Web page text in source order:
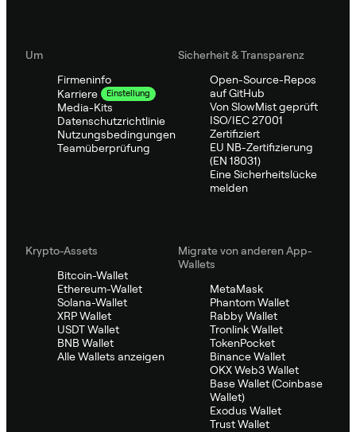
Um
Firmeninfo
Karriere
Einstellung
Media-Kits
Datenschutzrichtlinie
Nutzungsbedingungen
Teamüberprüfung
Sicherheit & Transparenz
Open-Source-Repos
auf GitHub
Von SlowMist geprüft
ISO/IEC 27001
Zertifiziert
EU NB-Zertifizierung
(EN 18031)
Eine Sicherheitslücke
melden
Krypto-Assets
Bitcoin-Wallet
Ethereum-Wallet
Solana-Wallet
XRP Wallet
USDT Wallet
BNB Wallet
Alle Wallets anzeigen
Migrate von anderen App-
Wallets
MetaMask
Phantom Wallet
Rabby Wallet
Tronlink Wallet
TokenPocket
Binance Wallet
OKX Web3 Wallet
Base Wallet (Coinbase
Wallet)
Exodus Wallet
Trust Wallet